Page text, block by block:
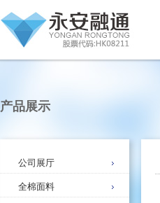
产品展示
公司展厅
全棉面料